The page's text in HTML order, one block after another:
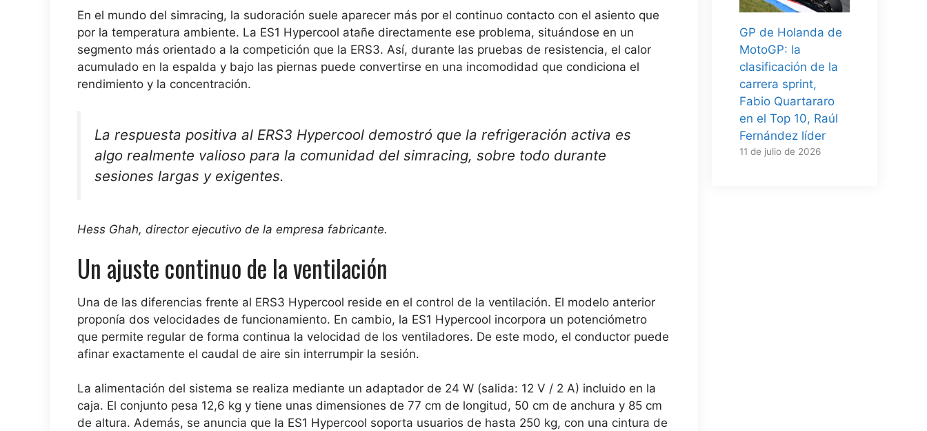
En el mundo del simracing, la sudoración suele aparecer más por el continuo contacto con el asiento que
por la temperatura ambiente. La ES1 Hypercool atañe directamente ese problema, situándose en un
segmento más orientado a la competición que la ERS3. Así, durante las pruebas de resistencia, el calor
acumulado en la espalda y bajo las piernas puede convertirse en una incomodidad que condiciona el
rendimiento y la concentración.
La respuesta positiva al ERS3 Hypercool demostró que la refrigeración activa es
algo realmente valioso para la comunidad del simracing, sobre todo durante
sesiones largas y exigentes.
Hess Ghah, director ejecutivo de la empresa fabricante.
Un ajuste continuo de la ventilación
Una de las diferencias frente al ERS3 Hypercool reside en el control de la ventilación. El modelo anterior
proponía dos velocidades de funcionamiento. En cambio, la ES1 Hypercool incorpora un potenciómetro
que permite regular de forma continua la velocidad de los ventiladores. De este modo, el conductor puede
afinar exactamente el caudal de aire sin interrumpir la sesión.
La alimentación del sistema se realiza mediante un adaptador de 24 W (salida: 12 V / 2 A) incluido en la
caja. El conjunto pesa 12,6 kg y tiene unas dimensiones de 77 cm de longitud, 50 cm de anchura y 85 cm
de altura. Además, se anuncia que la ES1 Hypercool soporta usuarios de hasta 250 kg, con una cintura de
GP de Holanda de
MotoGP: la
clasificación de la
carrera sprint,
Fabio Quartararo
en el Top 10, Raúl
Fernández líder
11 de julio de 2026